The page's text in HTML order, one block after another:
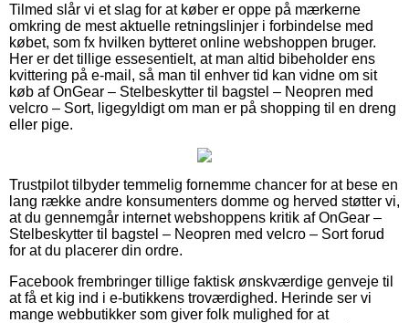
Tilmed slår vi et slag for at køber er oppe på mærkerne
omkring de mest aktuelle retningslinjer i forbindelse med
købet, som fx hvilken bytteret online webshoppen bruger.
Her er det tillige essesentielt, at man altid bibeholder ens
kvittering på e-mail, så man til enhver tid kan vidne om sit
køb af OnGear – Stelbeskytter til bagstel – Neopren med
velcro – Sort, ligegyldigt om man er på shopping til en dreng
eller pige.
Trustpilot tilbyder temmelig fornemme chancer for at bese en
lang række andre konsumenters domme og herved støtter vi,
at du gennemgår internet webshoppens kritik af OnGear –
Stelbeskytter til bagstel – Neopren med velcro – Sort forud
for at du placerer din ordre.
Facebook frembringer tillige faktisk ønskværdige genveje til
at få et kig ind i e-butikkens troværdighed. Herinde ser vi
mange webbutikker som giver folk mulighed for at